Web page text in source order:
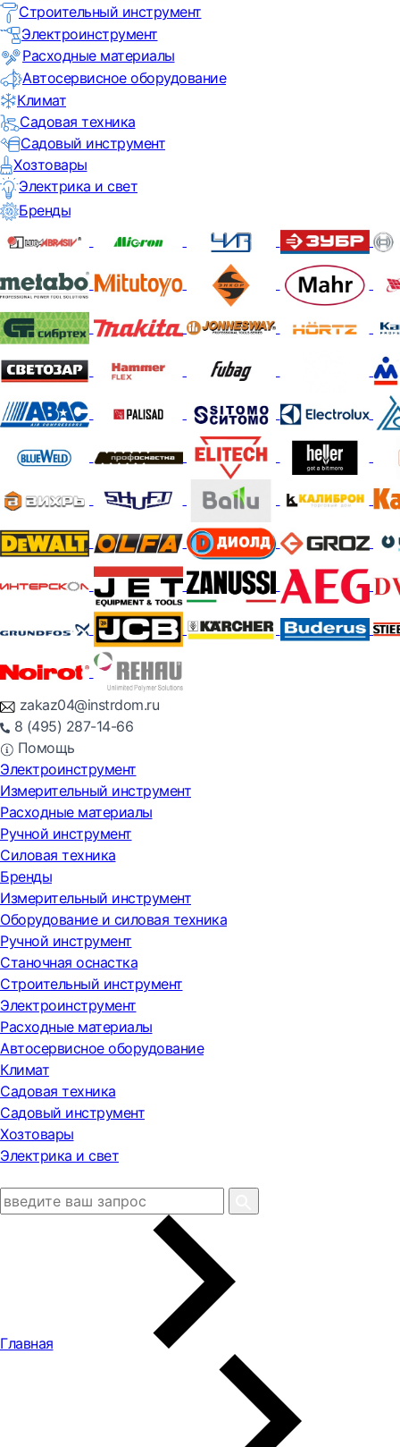
Строительный инструмент
Электроинструмент
Расходные материалы
Автосервисное оборудование
Климат
Садовая техника
Садовый инструмент
Хозтовары
Электрика и свет
Бренды
zakaz04@instrdom.ru
8 (495) 287-14-66
Помощь
Электроинструмент
Измерительный инструмент
Расходные материалы
Ручной инструмент
Силовая техника
Бренды
Измерительный инструмент
Оборудование и силовая техника
Ручной инструмент
Станочная оснастка
Строительный инструмент
Электроинструмент
Расходные материалы
Автосервисное оборудование
Климат
Садовая техника
Садовый инструмент
Хозтовары
Электрика и свет
Главная